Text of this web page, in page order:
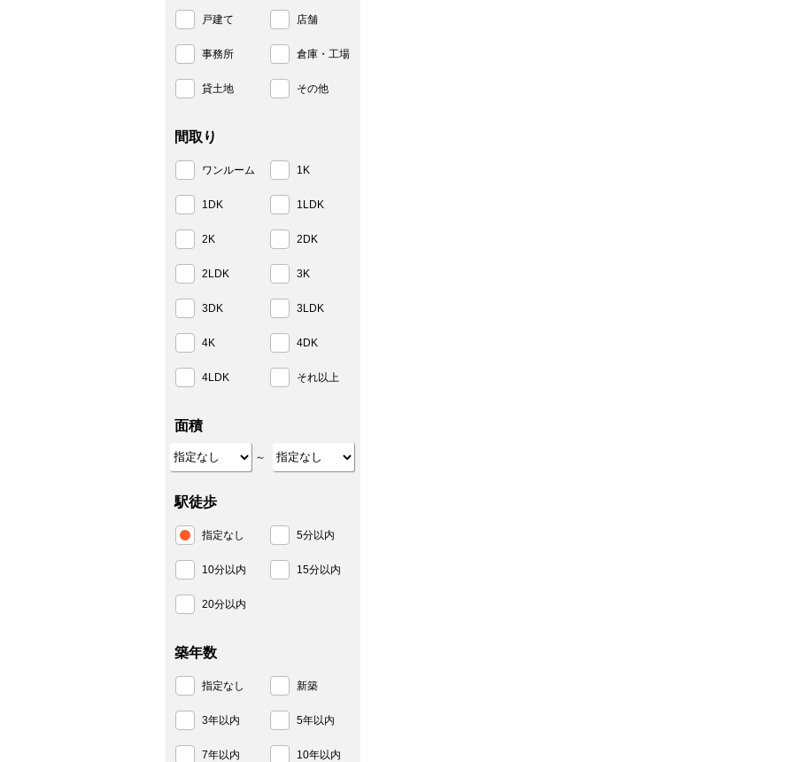
戸建て 店舗
事務所 倉庫・工場
貸土地 その他
間取り
ワンルーム 1K
1DK 1LDK
2K 2DK
2LDK 3K
3DK 3LDK
4K 4DK
4LDK それ以上
面積
～
駅徒歩
指定なし 5分以内
10分以内 15分以内
20分以内
築年数
指定なし 新築
3年以内 5年以内
7年以内 10年以内